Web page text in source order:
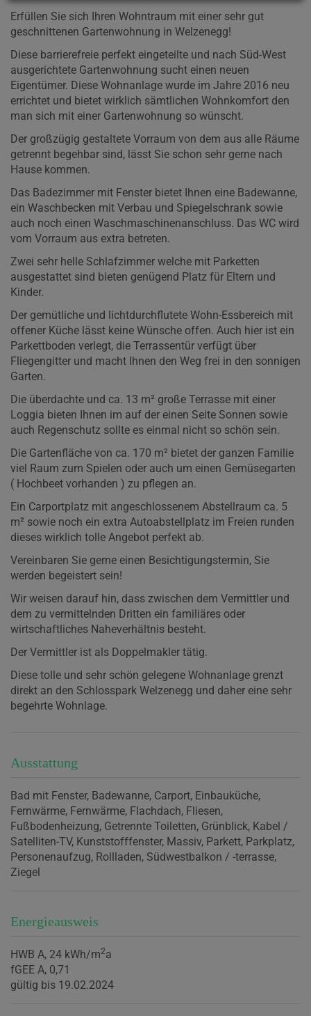
Erfüllen Sie sich Ihren Wohntraum mit einer sehr gut
geschnittenen Gartenwohnung in Welzenegg!
Diese barrierefreie perfekt eingeteilte und nach Süd-West
ausgerichtete Gartenwohnung sucht einen neuen
Eigentümer. Diese Wohnanlage wurde im Jahre 2016 neu
errichtet und bietet wirklich sämtlichen Wohnkomfort den
man sich mit einer Gartenwohnung so wünscht.
Der großzügig gestaltete Vorraum von dem aus alle Räume
getrennt begehbar sind, lässt Sie schon sehr gerne nach
Hause kommen.
Das Badezimmer mit Fenster bietet Ihnen eine Badewanne,
ein Waschbecken mit Verbau und Spiegelschrank sowie
auch noch einen Waschmaschinenanschluss. Das WC wird
vom Vorraum aus extra betreten.
Zwei sehr helle Schlafzimmer welche mit Parketten
ausgestattet sind bieten genügend Platz für Eltern und
Kinder.
Der gemütliche und lichtdurchflutete Wohn-Essbereich mit
offener Küche lässt keine Wünsche offen. Auch hier ist ein
Parkettboden verlegt, die Terrassentür verfügt über
Fliegengitter und macht Ihnen den Weg frei in den sonnigen
Garten.
Die überdachte und ca. 13 m² große Terrasse mit einer
Loggia bieten Ihnen im auf der einen Seite Sonnen sowie
auch Regenschutz sollte es einmal nicht so schön sein.
Die Gartenfläche von ca. 170 m² bietet der ganzen Familie
viel Raum zum Spielen oder auch um einen Gemüsegarten
( Hochbeet vorhanden ) zu pflegen an.
Ein Carportplatz mit angeschlossenem Abstellraum ca. 5
m² sowie noch ein extra Autoabstellplatz im Freien runden
dieses wirklich tolle Angebot perfekt ab.
Vereinbaren Sie gerne einen Besichtigungstermin, Sie
werden begeistert sein!
Wir weisen darauf hin, dass zwischen dem Vermittler und
dem zu vermittelnden Dritten ein familiäres oder
wirtschaftliches Naheverhältnis besteht.
Der Vermittler ist als Doppelmakler tätig.
Diese tolle und sehr schön gelegene Wohnanlage grenzt
direkt an den Schlosspark Welzenegg und daher eine sehr
begehrte Wohnlage.
Ausstattung
Bad mit Fenster Badewanne Carport Einbauküche
Fernwärme Fernwärme Flachdach Fliesen
Fußbodenheizung Getrennte Toiletten Grünblick Kabel /
Satelliten-TV Kunststofffenster Massiv Parkett Parkplatz
Personenaufzug Rollladen Südwestbalkon / -terrasse
Ziegel
Energieausweis
HWB A, 24 kWh/m2a
fGEE A, 0,71
gültig bis 19.02.2024